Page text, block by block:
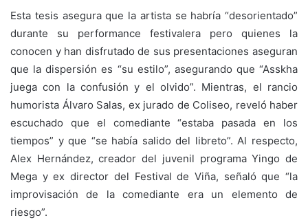
Esta tesis asegura que la artista se habría “desorientado”
durante su performance festivalera pero quienes la
conocen y han disfrutado de sus presentaciones aseguran
que la dispersión es “su estilo”, asegurando que “Asskha
juega con la confusión y el olvido”. Mientras, el rancio
humorista Álvaro Salas, ex jurado de Coliseo, reveló haber
escuchado que el comediante “estaba pasada en los
tiempos” y que “se había salido del libreto”. Al respecto,
Alex Hernández, creador del juvenil programa Yingo de
Mega y ex director del Festival de Viña, señaló que “la
improvisación de la comediante era un elemento de
riesgo”.